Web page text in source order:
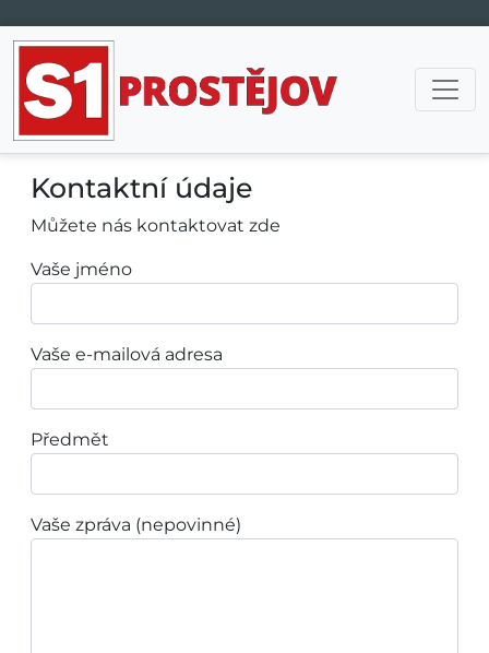
Hlavní navigace
Kontaktní údaje
Můžete nás kontaktovat zde
Vaše jméno
Vaše e-mailová adresa
Předmět
Vaše zpráva (nepovinné)